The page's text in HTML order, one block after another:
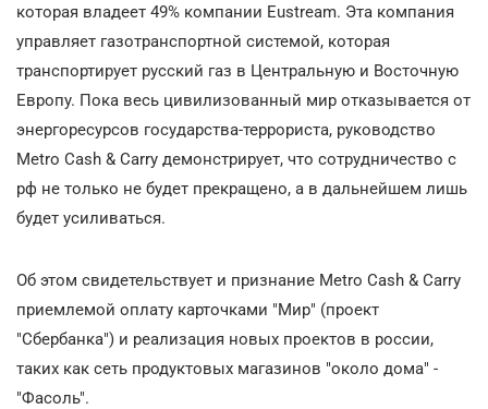
которая владеет 49% компании Eustream. Эта компания
управляет газотранспортной системой, которая
транспортирует русский газ в Центральную и Восточную
Европу. Пока весь цивилизованный мир отказывается от
энергоресурсов государства-террориста, руководство
Metro Cash & Carry демонстрирует, что сотрудничество с
рф не только не будет прекращено, а в дальнейшем лишь
будет усиливаться.
Об этом свидетельствует и признание Metro Cash & Carry
приемлемой оплату карточками "Мир" (проект
"Сбербанка") и реализация новых проектов в россии,
таких как сеть продуктовых магазинов "около дома" -
"Фасоль".